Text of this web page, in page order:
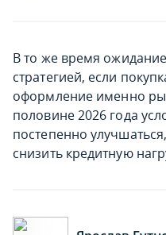
В то же время
стратегией, если
оформление именно
половине 2026 года
постепенно
снизить кредитную